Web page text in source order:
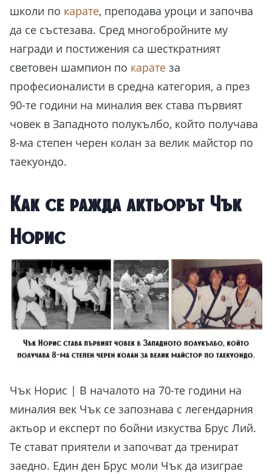
школи по карате, преподава уроци и започва
да се състезава. Сред многобройните му
награди и постижения са шесткратният
световен шампион по карате за
професионалисти в средна категория, а през
90-те години на миналия век става първият
човек в Западното полукълбо, който получава
8-ма степен черен колан за велик майстор по
таекуондо.
Как се ражда актьорът Чък
Норис
Чък Норис | В началото на 70-те години на
миналия век Чък се запознава с легендарния
актьор и експерт по бойни изкуства Брус Лий.
Те стават приятели и започват да тренират
заедно. Един ден Брус моли Чък да изиграе